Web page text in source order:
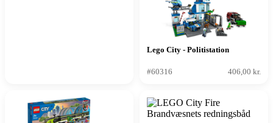
Lego City - Politistation
#60316 406,00 kr.